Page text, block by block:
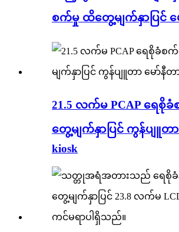
စက်မှု ထိတွေ့မျက်နှာပြင် မ
21.5 လက်မ PCAP ရေစို
တွေ့မျက်နှာပြင် ကွန်ပျူတ
kiosk